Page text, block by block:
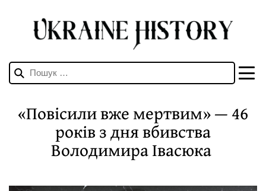
Пошук:
«Повісили вже мертвим» — 46
років з дня вбивства
Володимира Івасюка